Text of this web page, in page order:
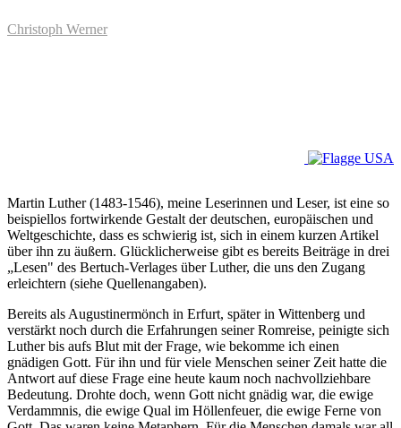
Christoph Werner
Martin Luther (1483-1546), meine Leserinnen und Leser, ist eine so
beispiellos fortwirkende Gestalt der deutschen, europäischen und
Weltgeschichte, dass es schwierig ist, sich in einem kurzen Artikel
über ihn zu äußern. Glücklicherweise gibt es bereits Beiträge in drei
„Lesen" des Bertuch-Verlages über Luther, die uns den Zugang
erleichtern (siehe Quellenangaben).
Bereits als Augustinermönch in Erfurt, später in Wittenberg und
verstärkt noch durch die Erfahrungen seiner Romreise, peinigte sich
Luther bis aufs Blut mit der Frage, wie bekomme ich einen
gnädigen Gott. Für ihn und für viele Menschen seiner Zeit hatte die
Antwort auf diese Frage eine heute kaum noch nachvollziehbare
Bedeutung. Drohte doch, wenn Gott nicht gnädig war, die ewige
Verdammnis, die ewige Qual im Höllenfeuer, die ewige Ferne von